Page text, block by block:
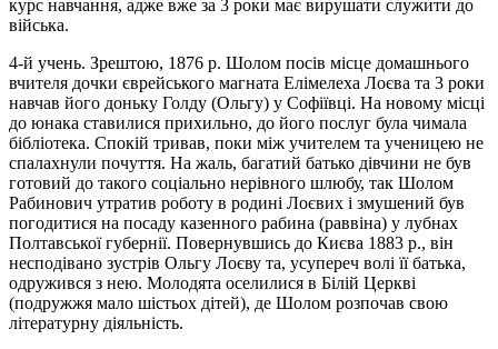
курс навчання, адже вже за 3 роки має вирушати служити до
війська.
4-й учень. Зрештою, 1876 р. Шолом посів місце домашнього
вчителя дочки єврейського магната Елімелеха Лоєва та 3 роки
навчав його доньку Голду (Ольгу) у Софіївці. На новому місці
до юнака ставилися прихильно, до його послуг була чимала
бібліотека. Спокій тривав, поки між учителем та ученицею не
спалахнули почуття. На жаль, багатий батько дівчини не був
готовий до такого соціально нерівного шлюбу, так Шолом
Рабинович утратив роботу в родині Лоєвих і змушений був
погодитися на посаду казенного рабина (раввіна) у лубнах
Полтавської губернії. Повернувшись до Києва 1883 р., він
несподівано зустрів Ольгу Лоєву та, усупереч волі її батька,
одружився з нею. Молодята оселилися в Білій Церкві
(подружжя мало шістьох дітей), де Шолом розпочав свою
літературну діяльність.